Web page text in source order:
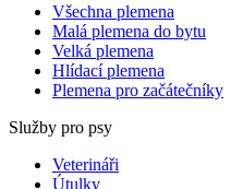
Všechna plemena
Malá plemena do bytu
Velká plemena
Hlídací plemena
Plemena pro začátečníky
Služby pro psy
Veterináři
Útulky